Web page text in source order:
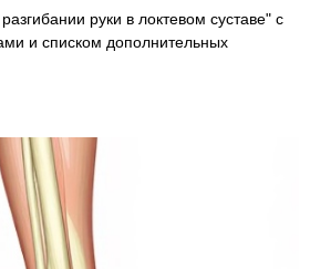
руки в локтевом суставе" с
и списком дополнительных